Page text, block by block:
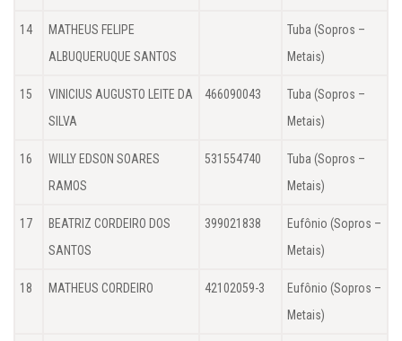
14
MATHEUS FELIPE
ALBUQUERUQUE SANTOS
Tuba (Sopros –
Metais)
15
VINICIUS AUGUSTO LEITE DA
SILVA
466090043
Tuba (Sopros –
Metais)
16
WILLY EDSON SOARES
RAMOS
531554740
Tuba (Sopros –
Metais)
17
BEATRIZ CORDEIRO DOS
SANTOS
399021838
Eufônio (Sopros –
Metais)
18 MATHEUS CORDEIRO 42102059-3
Eufônio (Sopros –
Metais)